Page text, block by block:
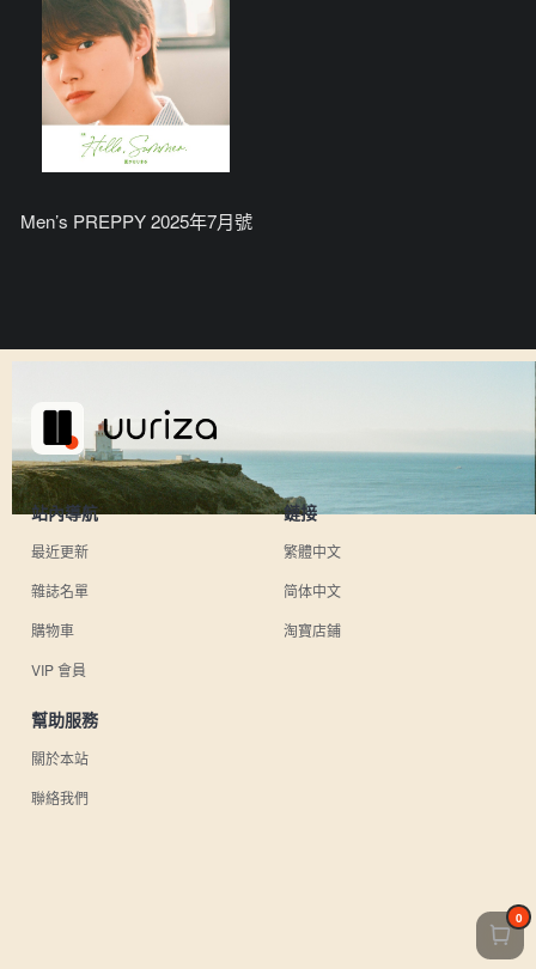
Men’s PREPPY 2025年7月號
站內導航
最近更新
雜誌名單
購物車
VIP 會員
鏈接
繁體中文
简体中文
淘寶店鋪
幫助服務
關於本站
聯絡我們
0